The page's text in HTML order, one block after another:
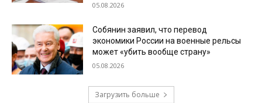
05.08.2026
Собянин заявил, что перевод
экономики России на военные рельсы
может «убить вообще страну»
05.08.2026
Загрузить больше